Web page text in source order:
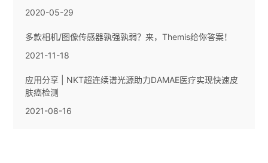
2020-05-29
多款相机/图像传感器孰强孰弱？来，Themis给你答案！
2021-11-18
应用分享 | NKT超连续谱光源助力DAMAE医疗实现快速皮
肤癌检测
2021-08-16